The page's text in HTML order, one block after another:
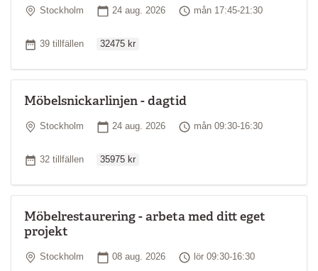
Plats
Stockholm Startdatum
24 aug. 2026 Tid
mån 17:45-21:30
Antal tillfällen
39 tillfällen 32475 kr
Möbelsnickarlinjen - dagtid
Plats
Stockholm Startdatum
24 aug. 2026 Tid
mån 09:30-16:30
Antal tillfällen
32 tillfällen 35975 kr
Möbelrestaurering - arbeta med ditt eget
projekt
Plats
Stockholm Startdatum
08 aug. 2026 Tid
lör 09:30-16:30